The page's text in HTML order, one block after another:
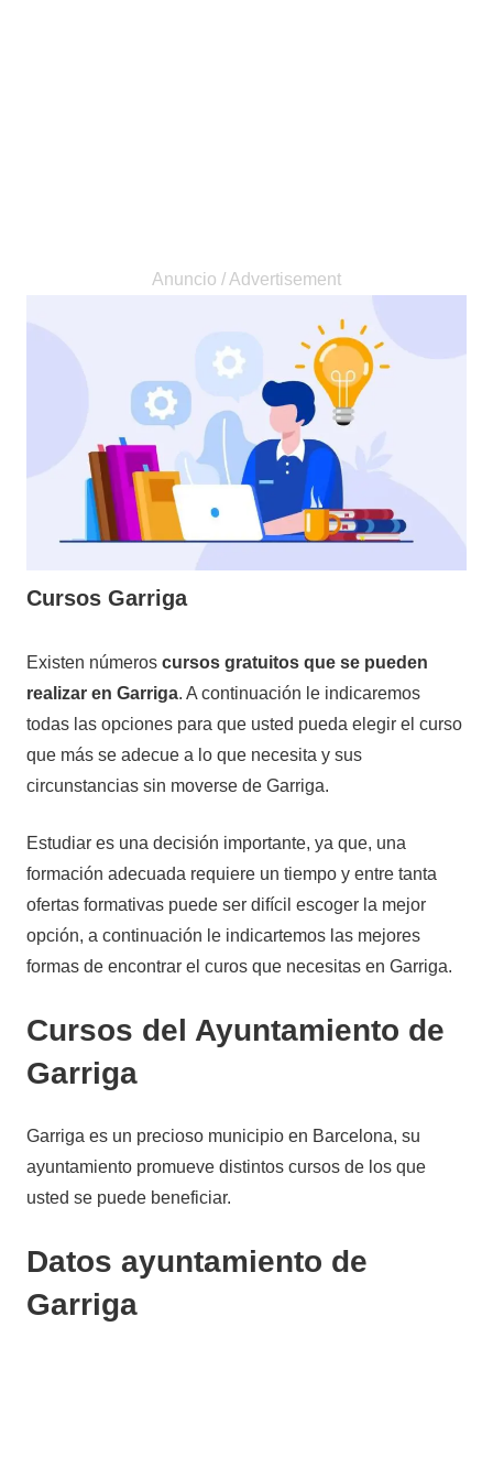
Cursos Garriga
15
de
noviembre
2020
Maria
Cursos
en
Barcelona
Existen números cursos gratuitos que se pueden
realizar en Garriga. A continuación le indicaremos
todas las opciones para que usted pueda elegir el curso
que más se adecue a lo que necesita y sus
circunstancias sin moverse de Garriga.
Estudiar es una decisión importante, ya que, una
formación adecuada requiere un tiempo y entre tanta
ofertas formativas puede ser difícil escoger la mejor
opción, a continuación le indicartemos las mejores
formas de encontrar el curos que necesitas en Garriga.
Cursos del Ayuntamiento de
Garriga
Garriga es un precioso municipio en Barcelona, su
ayuntamiento promueve distintos cursos de los que
usted se puede beneficiar.
Datos ayuntamiento de
Garriga